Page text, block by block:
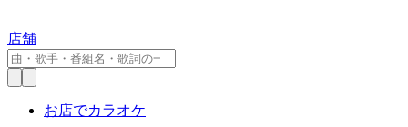
店舗
お店でカラオケ